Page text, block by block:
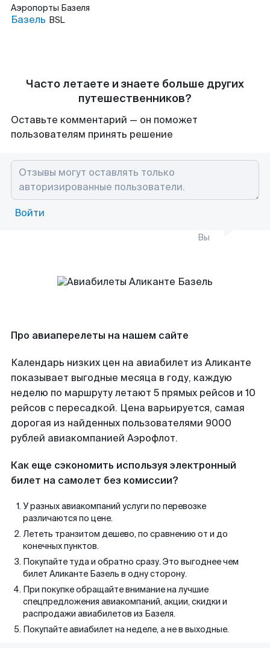
Аэропорты Базеля
Базель BSL
Часто летаете и знаете больше других
путешественников?
Оставьте комментарий — он поможет
пользователям принять решение
Войти
Вы
Про авиаперелеты на нашем сайте
Календарь низких цен на авиабилет из Аликанте
показывает выгодные месяца в году, каждую
неделю по маршруту летают 5 прямых рейсов и 10
рейсов с пересадкой. Цена варьируется, самая
дорогая из найденных пользователями 9000
рублей авиакомпанией Аэрофлот.
Как еще сэкономить используя электронный
билет на самолет без комиссии?
У разных авиакомпаний услуги по перевозке
различаются по цене.
Лететь транзитом дешево, по сравнению от и до
конечных пунктов.
Покупайте туда и обратно сразу. Это выгоднее чем
билет Аликанте Базель в одну сторону.
При покупке обращайте внимание на лучшие
спецпредложения авиакомпаний, акции, скидки и
распродажи авиабилетов из Базеля.
Покупайте авиабилет на неделе, а не в выходные.